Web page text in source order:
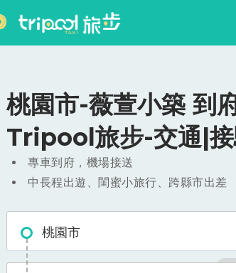
桃園市-薇萱小築 到
Tripool旅步-交通|
專車到府，機場接送
中長程出遊、閨蜜小旅行、跨縣市出差
桃園市